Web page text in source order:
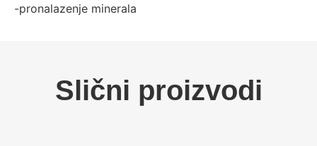
-pronalazenje minerala
Slični proizvodi